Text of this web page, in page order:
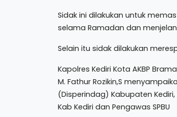
Sidak ini dilakukan untuk
selama Ramadan dan
Selain itu sidak dilakukan
Kapolres Kediri Kota AKBP
M. Fathur Rozikin,S
(Disperindag) Kabupaten
Kab Kediri dan Pengawas SPBU